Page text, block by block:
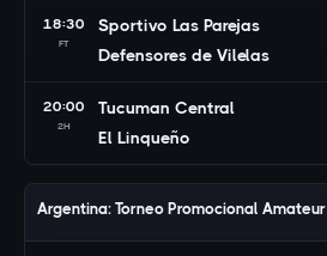
18:30
FT
Sportivo Las Parejas
Defensores de Vilelas
20:00
2H
Tucuman Central
El Linqueño
Argentina: Torneo Promocional Amateur